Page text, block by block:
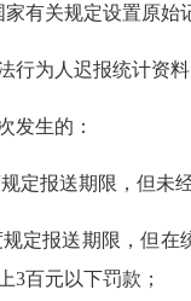
关规定设置原始记
为人迟报统计资料
生的：
报送期限，但未经
报送期限，但在统
3百元以下罚款；